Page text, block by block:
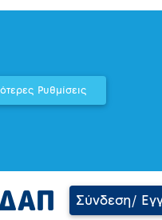
Σύνδεση/